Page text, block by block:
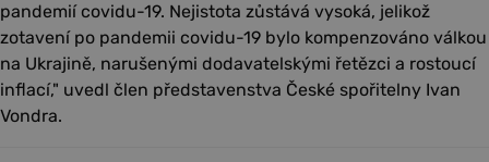
pandemií covidu-19. Nejistota zůstává vysoká, jelikož
zotavení po pandemii covidu-19 bylo kompenzováno válkou
na Ukrajině, narušenými dodavatelskými řetězci a rostoucí
inflací," uvedl člen představenstva České spořitelny Ivan
Vondra.